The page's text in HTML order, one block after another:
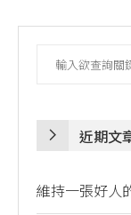
近期文
維持一張好人